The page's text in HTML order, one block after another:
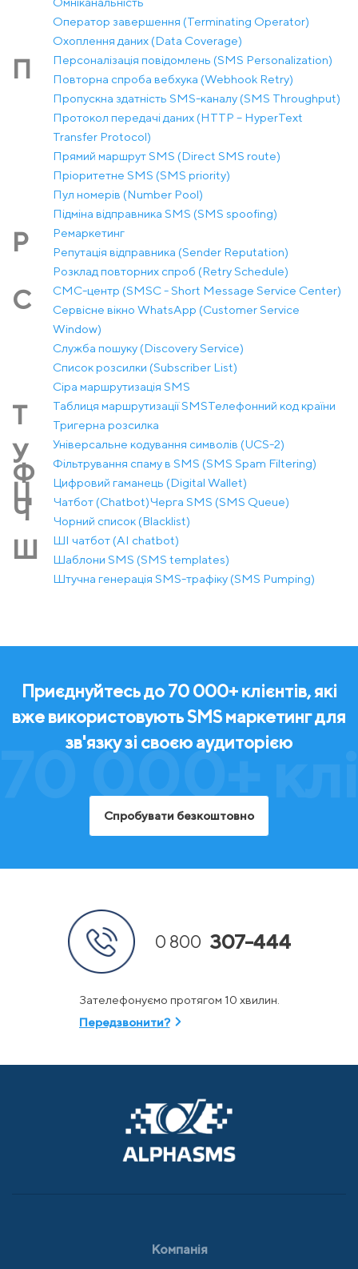
Оператор завершення (Terminating Operator)
Охоплення даних (Data Coverage)
П
Персоналізація повідомлень (SMS Personalization)
Повторна спроба вебхука (Webhook Retry)
Пропускна здатність SMS-каналу (SMS Throughput)
Протокол передачі даних (HTTP – HyperText
Transfer Protocol)
Прямий маршрут SMS (Direct SMS route)
Пріоритетне SMS (SMS priority)
Пул номерів (Number Pool)
Підміна відправника SMS (SMS spoofing)
Р
Ремаркетинг
Репутація відправника (Sender Reputation)
Розклад повторних спроб (Retry Schedule)
С
СМС-центр (SMSC - Short Message Service Center)
Сервісне вікно WhatsApp (Customer Service
Window)
Служба пошуку (Discovery Service)
Список розсилки (Subscriber List)
Сіра маршрутизація SMS
Т Таблиця маршрутизації SMSТелефонний код країни
Тригерна розсилка
У Універсальне кодування символів (UCS-2)
Ф Фільтрування спаму в SMS (SMS Spam Filtering)
Ц Цифровий гаманець (Digital Wallet)
Ч Чатбот (Chatbot)Черга SMS (SMS Queue)
Чорний список (Blacklist)
Ш
ШІ чатбот (AI chatbot)
Шаблони SMS (SMS templates)
Штучна генерація SMS-трафіку (SMS Pumping)
70 000+
Приєднуйтесь до 70 000+ клієнтів, які
вже використовують SMS маркетинг для
зв'язку зі своєю аудиторією
Спробувати безкоштовно
0 800 307-444
Зателефонуємо протягом 10 хвилин.
Передзвонити?
Компанія